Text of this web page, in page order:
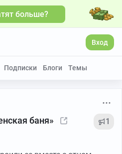
больше?
Вход
Подписки Блоги Темы
баня» 1